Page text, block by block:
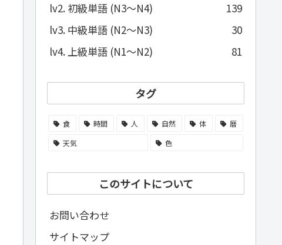
lv2. 初級単語 (N3～N4)
139
lv3. 中級単語 (N2～N3)
30
lv4. 上級単語 (N1～N2)
81
タグ
食 時間 人 自然 体
暦
天気
色
このサイトについて
お問い合わせ
サイトマップ